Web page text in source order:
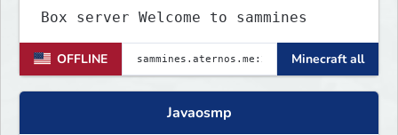
Box server Welcome to sammines
OFFLINE Minecraft all
Javaosmp